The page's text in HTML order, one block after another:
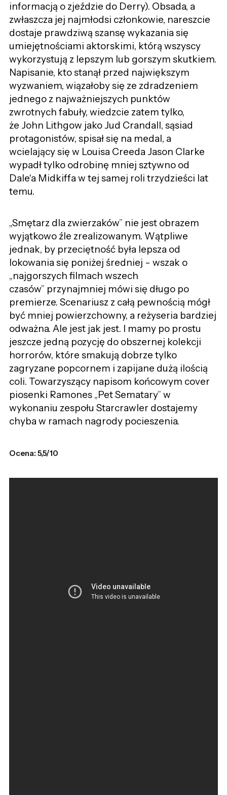
informacją o zjeździe do Derry). Obsada, a
zwłaszcza jej najmłodsi członkowie, nareszcie
dostaje prawdziwą szansę wykazania się
umiejętnościami aktorskimi, którą wszyscy
wykorzystują z lepszym lub gorszym skutkiem.
Napisanie, kto stanął przed największym
wyzwaniem, wiązałoby się ze zdradzeniem
jednego z najważniejszych punktów
zwrotnych fabuły, wiedzcie zatem tylko,
że John Lithgow jako Jud Crandall, sąsiad
protagonistów, spisał się na medal, a
wcielający się w Louisa Creeda Jason Clarke
wypadł tylko odrobinę mniej sztywno od
Dale'a Midkiffa w tej samej roli trzydzieści lat
temu.
„Smętarz dla zwierzaków” nie jest obrazem
wyjątkowo źle zrealizowanym. Wątpliwe
jednak, by przeciętność była lepsza od
lokowania się poniżej średniej - wszak o
„najgorszych filmach wszech
czasów” przynajmniej mówi się długo po
premierze. Scenariusz z całą pewnością mógł
być mniej powierzchowny, a reżyseria bardziej
odważna. Ale jest jak jest. I mamy po prostu
jeszcze jedną pozycję do obszernej kolekcji
horrorów, które smakują dobrze tylko
zagryzane popcornem i zapijane dużą ilością
coli. Towarzyszący napisom końcowym cover
piosenki Ramones „Pet Sematary” w
wykonaniu zespołu Starcrawler dostajemy
chyba w ramach nagrody pocieszenia.
Ocena: 5,5/10